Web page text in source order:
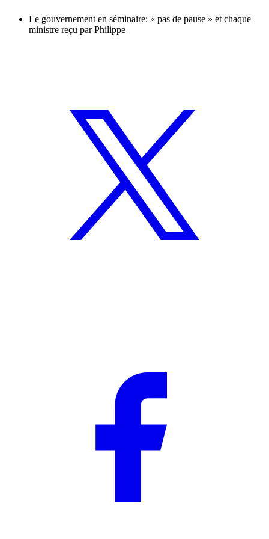
Le gouvernement en séminaire: « pas de pause » et chaque
ministre reçu par Philippe